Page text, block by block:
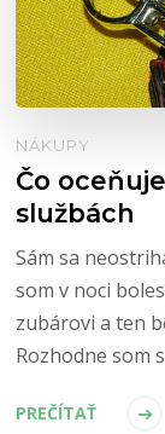
NÁKUPY
Čo
službách
Sám sa
som v noci
zubárovi a ten
Rozhodne som
PREČÍTAŤ